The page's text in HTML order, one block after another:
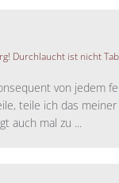
Durchlaucht ist nicht
von jedem
teile ich das
auch mal zu ...